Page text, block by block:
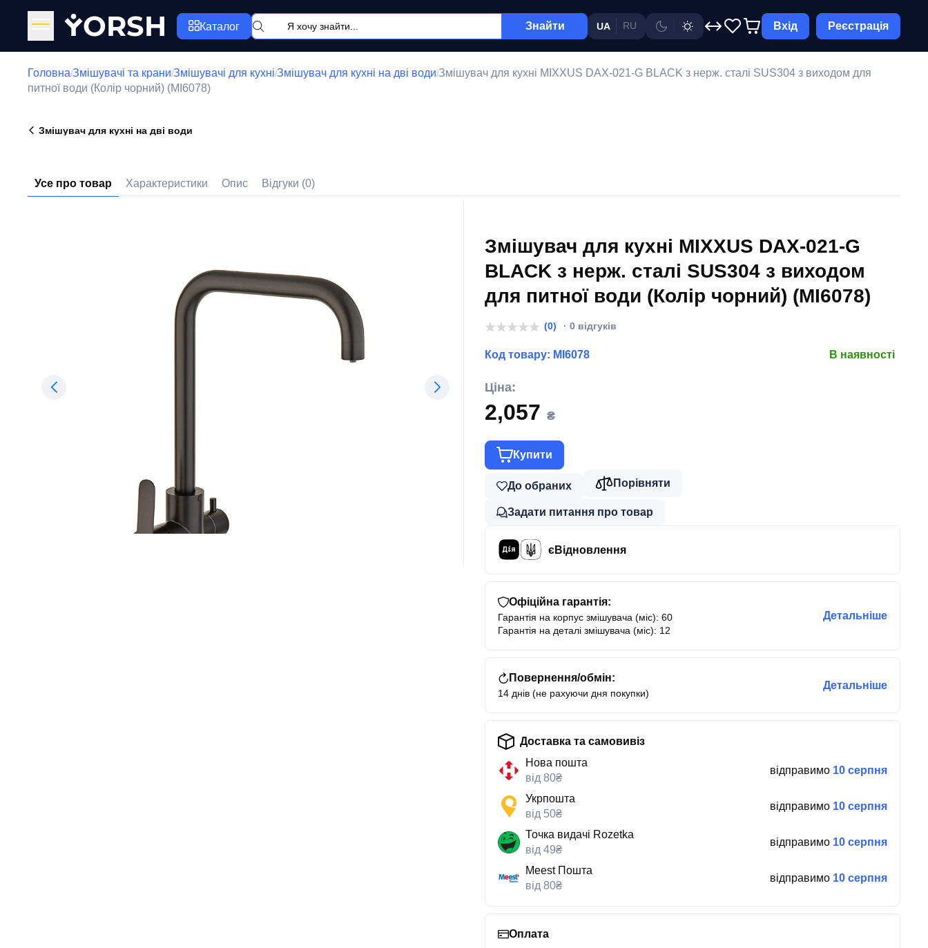
YORSH Каталог Знайти UA RU Вхід Реєстрація
Головна/Змішувачі та крани/Змішувачі для кухні/Змішувач для кухні на дві води/Змішувач для кухні MIXXUS DAX-021-G BLACK з нерж. сталі SUS304 з виходом для
питної води (Колір чорний) (MI6078)
Змішувач для кухні на дві води
Усе про товар Характеристики Опис Відгуки (0)
Змішувач для кухні MIXXUS DAX-021-G
BLACK з нерж. сталі SUS304 з виходом
для питної води (Колір чорний) (MI6078)
(0) · 0 відгуків
Код товару: MI6078 В наявності
Ціна:
2,057 ₴
Купити
До обраних Порівняти
Задати питання про товар
єВідновлення
Офіційна гарантія:
Гарантія на корпус змішувача (міс): 60
Гарантія на деталі змішувача (міс): 12
Детальніше
Повернення/обмін:
14 днів (не рахуючи дня покупки)
Детальніше
Доставка та самовивіз
Нова пошта
від 80₴
відправимо 10 серпня
Укрпошта
від 50₴
відправимо 10 серпня
Точка видачі Rozetka
від 49₴
відправимо 10 серпня
Meest Пошта
від 80₴
відправимо 10 серпня
Оплата